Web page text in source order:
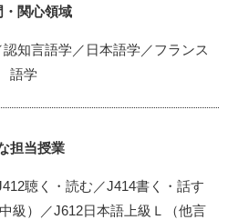
・関心領域
知言語学／日本語学／フランス
語学
担当授業
聴く・読む／J414書く・話す
級）／J612日本語上級Ｌ（他言